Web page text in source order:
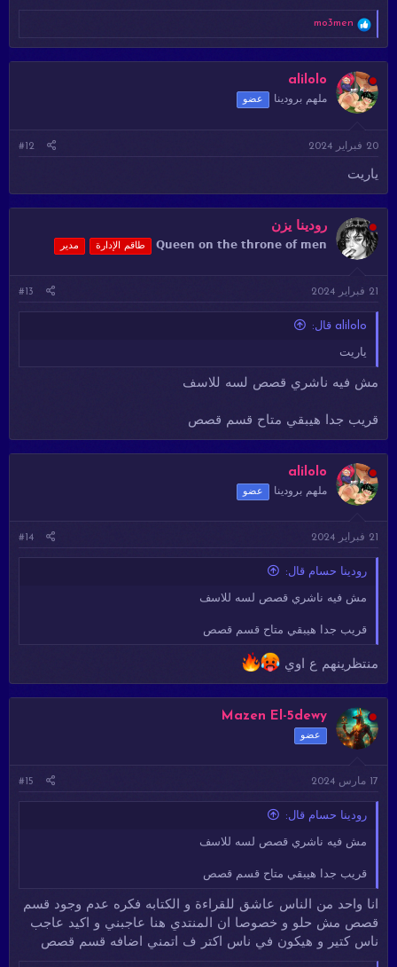
ا
ت
ا
ع
ل
:
mo3men
alilolo
ملهم برودينا عضو
20 فبراير 2024 #12
ياريت
رودينا يزن
𝗤𝘂𝗲𝗲𝗻 𝗼𝗻 𝘁𝗵𝗲 𝘁𝗵𝗿𝗼𝗻𝗲 𝗼𝗳 𝗺𝗲𝗻 طاقم الإدارة مدير
21 فبراير 2024 #13
alilolo قال:
ياريت
مش فيه ناشري قصص لسه للاسف
قريب جدا هيبقي متاح قسم قصص
alilolo
ملهم برودينا عضو
21 فبراير 2024 #14
رودينا حسام قال:
مش فيه ناشري قصص لسه للاسف
قريب جدا هيبقي متاح قسم قصص
منتظرينهم ع اوي
Mazen El-5dewy
عضو
17 مارس 2024 #15
رودينا حسام قال:
مش فيه ناشري قصص لسه للاسف
قريب جدا هيبقي متاح قسم قصص
انا واحد من الناس عاشق للقراءة و الكتابه فكره عدم وجود قسم
قصص مش حلو و خصوصا ان المنتدي هنا عاجبني و اكيد عاجب
ناس كتير و هيكون في ناس اكتر ف اتمني اضافه قسم قصص